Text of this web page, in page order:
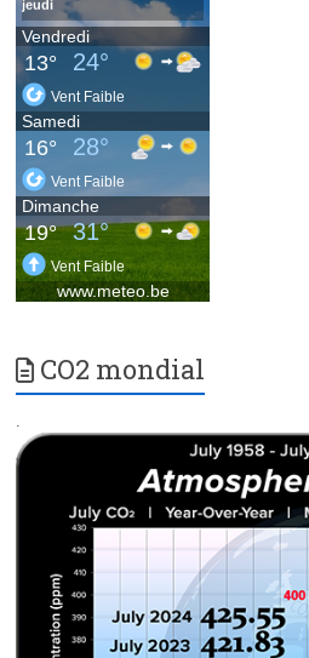
CO2 mondial
.